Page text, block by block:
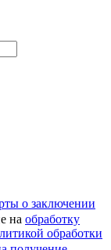
о заключении
на обработку
обработки